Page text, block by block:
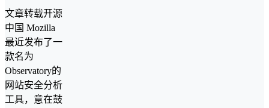
文章转载开源
中国 Mozilla
最近发布了一
款名为
Observatory的
网站安全分析
工具，意在鼓